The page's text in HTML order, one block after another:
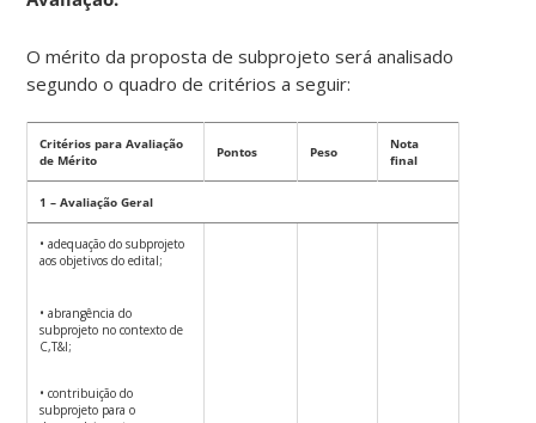
O mérito da proposta de subprojeto será analisado
segundo o quadro de critérios a seguir:
Critérios para Avaliação
de Mérito
Pontos Peso
Nota
final
1 – Avaliação Geral
• adequação do subprojeto
aos objetivos do edital;
• abrangência do
subprojeto no contexto de
C,T&I;
• contribuição do
subprojeto para o